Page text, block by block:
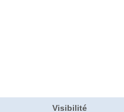
Visibilité